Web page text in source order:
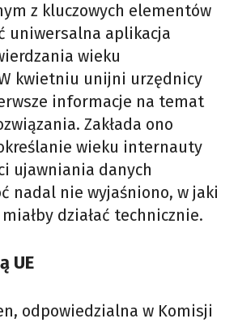
z kluczowych elementów
uniwersalna aplikacja
wieku
kwietniu unijni urzędnicy
informacje na temat
Zakłada ono
wieku internauty
ujawniania danych
nadal nie wyjaśniono, w jaki
działać technicznie.
UE
odpowiedzialna w Komisji